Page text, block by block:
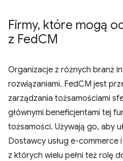
Firmy, które mogą
z FedCM
Organizacje z różnych branż
rozwiązaniami. FedCM jest
zarządzania tożsamościami
głównymi beneficjentami tej
tożsamości. Używają go, aby
Dostawcy usług e-commerce
z których wielu pełni też rolę